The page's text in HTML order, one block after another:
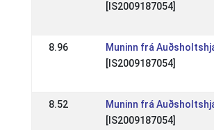
[IS2009187054]
8.96
Muninn frá
[IS2009187054]
8.52
Muninn frá
[IS2009187054]